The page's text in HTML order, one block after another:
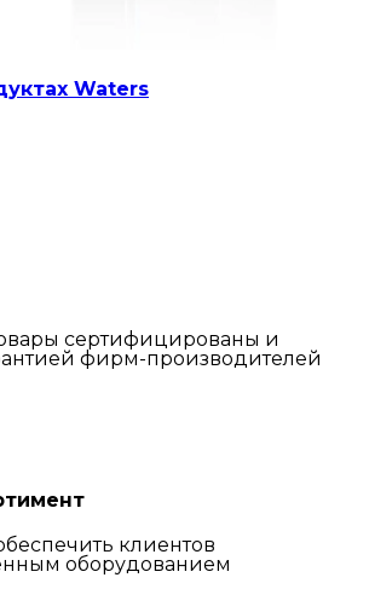
Waters
сертифицированы и
фирм-производителей
клиентов
оборудованием